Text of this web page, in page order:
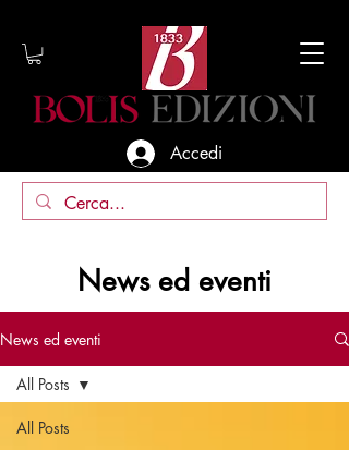
Accedi
News ed eventi
News ed eventi
All Posts
All Posts